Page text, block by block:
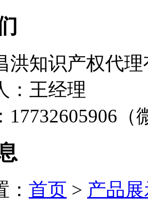
洪知识产权代
：王经理
17732605906（
首页 > 产品